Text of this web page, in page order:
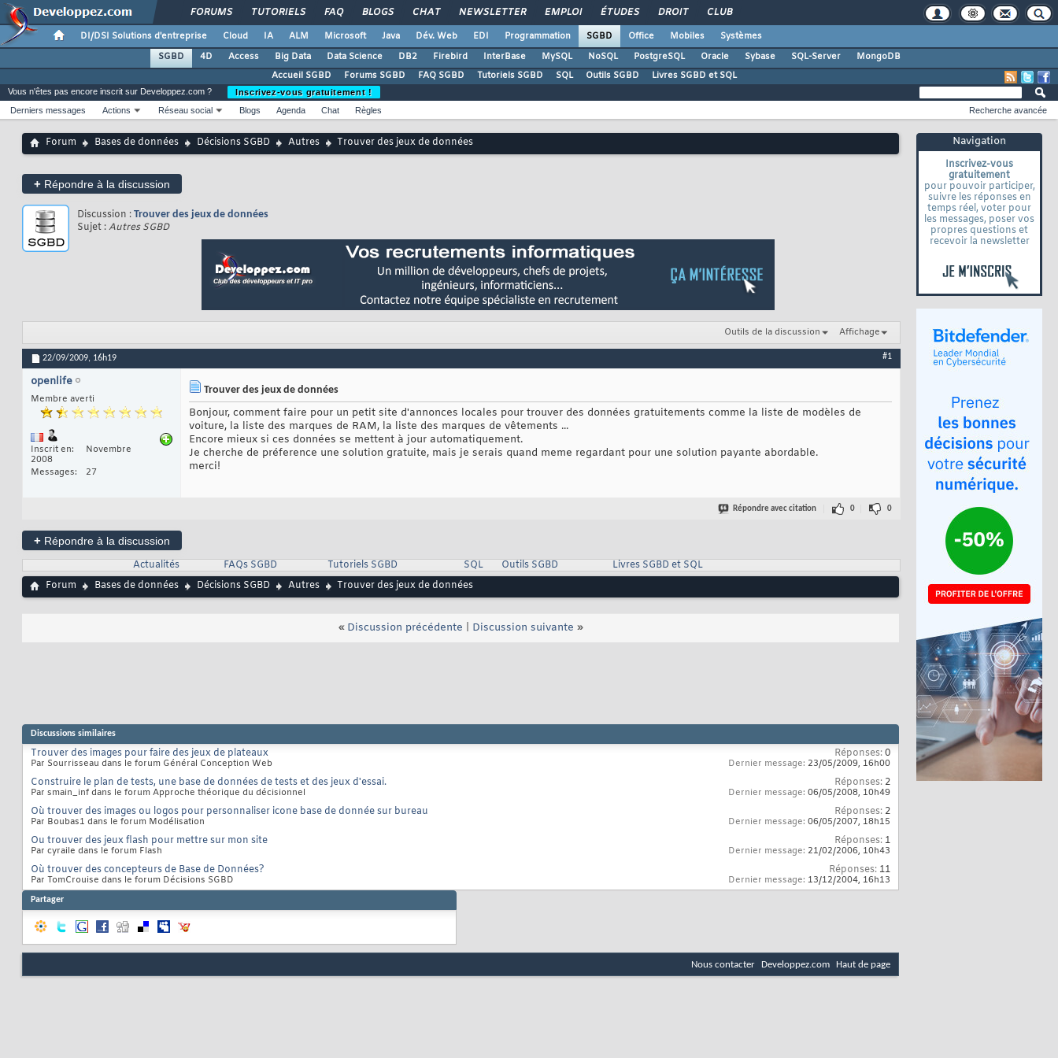
FORUMS TUTORIELS FAQ BLOGS CHAT NEWSLETTER EMPLOI ÉTUDES DROIT CLUB
DI/DSI Solutions d'entreprise Cloud IA ALM Microsoft Java Dév. Web EDI Programmation SGBD Office Mobiles
Systèmes
SGBD
4D Access Big Data Data Science DB2 Firebird InterBase MySQL NoSQL PostgreSQL Oracle Sybase SQL-Server
MongoDB
Accueil SGBD
Forums SGBD FAQ SGBD Tutoriels SGBD SQL Outils SGBD Livres SGBD et SQL
Navigation
Inscrivez-vous
gratuitement
pour pouvoir participer,
suivre les réponses en
temps réel, voter pour
les messages, poser vos
propres questions et
recevoir la newsletter
Vous n'êtes pas encore inscrit sur Developpez.com ?
Inscrivez-vous gratuitement !
Derniers messages
Actions Réseau social Blogs Agenda Chat Règles Recherche avancée
Forum Bases de données Décisions SGBD Autres Trouver des jeux de données
+ Répondre à la discussion
Discussion : Trouver des jeux de données
Sujet :Autres SGBD
Outils de la discussion Affichage
22/09/2009, 16h19 #1
openlife
Membre averti
Inscrit en
Novembre
2008
Messages
27
Trouver des jeux de données
Bonjour, comment faire pour un petit site d'annonces locales pour trouver des données gratuitements comme la liste de modèles de
voiture, la liste des marques de RAM, la liste des marques de vêtements ...
Encore mieux si ces données se mettent à jour automatiquement.
Je cherche de préference une solution gratuite, mais je serais quand meme regardant pour une solution payante abordable.
merci!
Répondre avec citation 0 0
+ Répondre à la discussion
Actualités
FAQs SGBD Tutoriels SGBD SQL Outils SGBD
Livres SGBD et SQL
Forum
Bases de données Décisions SGBD Autres Trouver des jeux de données
« Discussion précédente Discussion suivante »
Discussions similaires
Trouver des images pour faire des jeux de plateaux
Par Sourrisseau dans le forum Général Conception Web
Réponses:0
Dernier message: 23/05/2009, 16h00
Construire le plan de tests, une base de données de tests et des jeux d'essai.
Par smain_inf dans le forum Approche théorique du décisionnel
Réponses: 2
Dernier message: 06/05/2008, 10h49
Où trouver des images ou logos pour personnaliser icone base de donnée sur bureau
Par Boubas1 dans le forum Modélisation
Réponses: 2
Dernier message: 06/05/2007, 18h15
Ou trouver des jeux flash pour mettre sur mon site
Par cyraile dans le forum Flash
Réponses: 1
Dernier message: 21/02/2006, 10h43
Où trouver des concepteurs de Base de Données?
Par TomCrouise dans le forum Décisions SGBD
Réponses: 11
Dernier message: 13/12/2004, 16h13
Partager
Nous contacter Developpez.com Haut de page